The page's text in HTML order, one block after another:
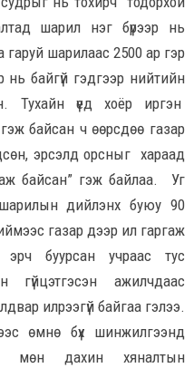
шарил нэг бүрээр нь
гаруй шарилаас 2500 ар гэр
байгүй гэдгээр нийтийн
Тухайн үед хоёр иргэн
гэж байсан ч өөрсдөө газар
эрсэлд орсныг хараад
байсан” гэж байлаа. Уг
дийлэнх буюу 90
газар дээр ил гаргаж
буурсан учраас тус
ажилчдаас
илрээгүй байгаа гэлээ.
өмнө бүх шинжилгээнд
мөн дахин хяналтын